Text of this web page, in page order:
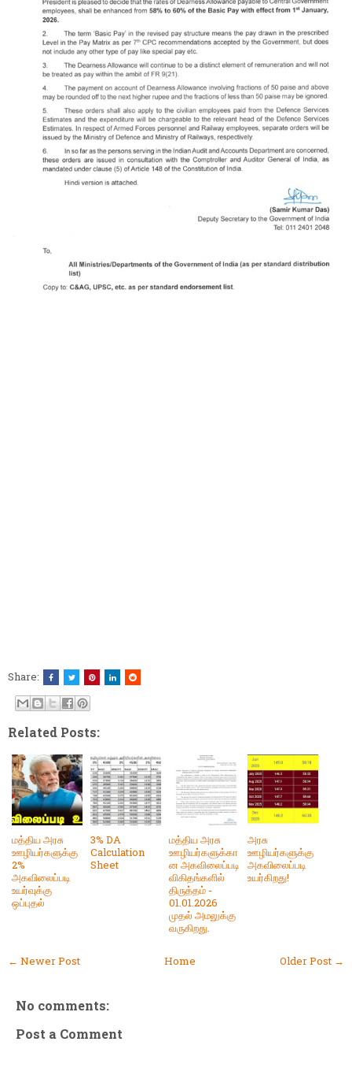
Share:
Related Posts:
மத்திய அரசு
ஊழியர்களுக்கு
2%
அகவிலைப்படி
உயர்வுக்கு
ஒப்புதல்
3% DA
Calculation
Sheet
மத்திய அரசு
ஊழியர்களுக்கா
ன அகவிலைப்படி
விகிதங்களில்
திருத்தம் -
01.01.2026
முதல் அமலுக்கு
வருகிறது.
அரசு
ஊழியர்களுக்கு
அகவிலைப்படி
உயர்கிறது!
← Newer Post Older Post →
Home
No comments:
Post a Comment